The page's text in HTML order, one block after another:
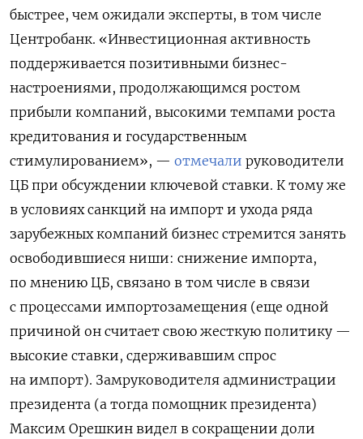
быстрее, чем ожидали эксперты, в том числе
Центробанк. «Инвестиционная активность
поддерживается позитивными бизнес-
настроениями, продолжающимся ростом
прибыли компаний, высокими темпами роста
кредитования и государственным
стимулированием», — отмечали руководители
ЦБ при обсуждении ключевой ставки. К тому же
в условиях санкций на импорт и ухода ряда
зарубежных компаний бизнес стремится занять
освободившиеся ниши: снижение импорта,
по мнению ЦБ, связано в том числе в связи
с процессами импортозамещения (еще одной
причиной он считает свою жесткую политику —
высокие ставки, сдерживавшим спрос
на импорт). Замруководителя администрации
президента (а тогда помощник президента)
Максим Орешкин видел в сокращении доли